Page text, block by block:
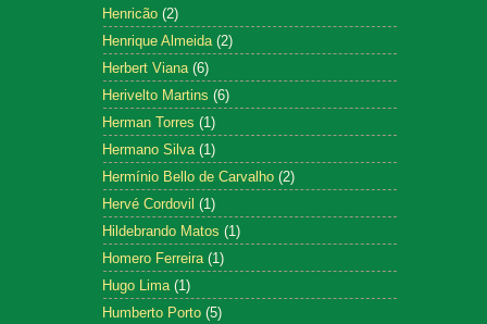
Henricão (2)
Henrique Almeida (2)
Herbert Viana (6)
Herivelto Martins (6)
Herman Torres (1)
Hermano Silva (1)
Hermínio Bello de Carvalho (2)
Hervé Cordovil (1)
Hildebrando Matos (1)
Homero Ferreira (1)
Hugo Lima (1)
Humberto Porto (5)